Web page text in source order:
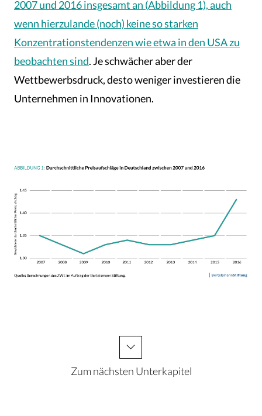
2007 und 2016 insgesamt an (Abbildung 1), auch
wenn hierzulande (noch) keine so starken
Konzentrationstendenzen wie etwa in den USA zu
beobachten sind. Je schwächer aber der
Wettbewerbsdruck, desto weniger investieren die
Unternehmen in Innovationen.
Zum nächsten Unterkapitel